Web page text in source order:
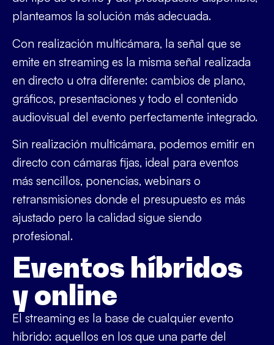
planteamos la solución más adecuada.
Con realización multicámara, la señal que se
emite en streaming es la misma señal realizada
en directo u otra diferente: cambios de plano,
gráficos, presentaciones y todo el contenido
audiovisual del evento perfectamente integrado.
Sin realización multicámara, podemos emitir en
directo con cámaras fijas, ideal para eventos
más sencillos, ponencias, webinars o
retransmisiones donde el presupuesto es más
ajustado pero la calidad sigue siendo
profesional.
Eventos híbridos
y online
El streaming es la base de cualquier evento
híbrido: aquellos en los que una parte del